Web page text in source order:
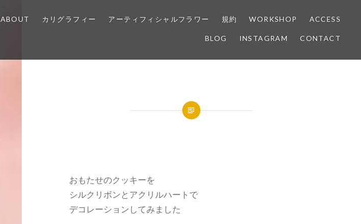
ABOUT カリグラフィー アーティフィシャルフラワー 規約 WORKSHOP ACCESS
BLOG INSTAGRAM CONTACT
おもたせのクッキーを
シルクリボンとアクリルハートで
デコレーションしてみました